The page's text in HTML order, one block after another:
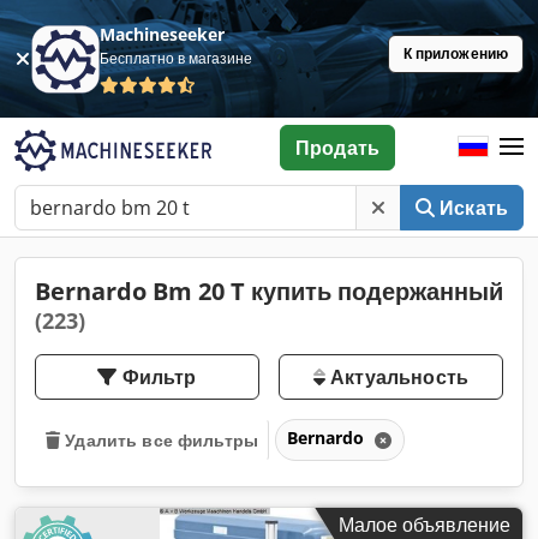
Machineseeker
Бесплатно в магазине К приложению
Искать
Продать
Bernardo Bm 20 T купить подержанный
(223)
Фильтр Актуальность
Удалить все фильтры Bernardo
Малое объявление